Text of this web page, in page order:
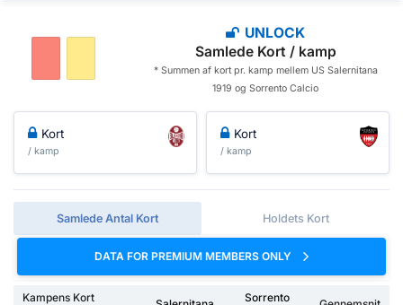
UNLOCK
Samlede Kort / kamp
* Summen af ​​kort pr. kamp mellem US Salernitana
1919 og Sorrento Calcio
Kort
/ kamp
Kort
/ kamp
Samlede Antal Kort Holdets Kort
DATA FOR PREMIUM MEMBERS ONLY
Kampens Kort
Sorrento